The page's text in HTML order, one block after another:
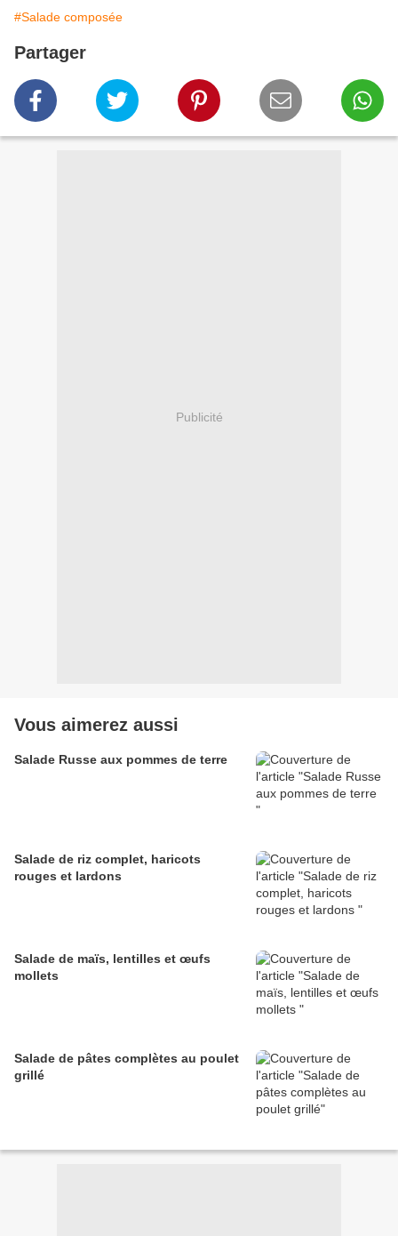
#Salade composée
Partager
Publicité
Vous aimerez aussi
Salade Russe aux pommes de terre
Salade de riz complet, haricots
rouges et lardons
Salade de maïs, lentilles et œufs
mollets
Salade de pâtes complètes au poulet
grillé